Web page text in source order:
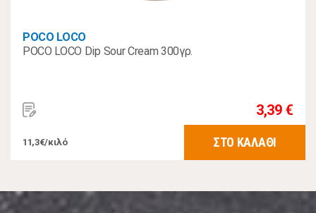
POCO LOCO
POCO LOCO Dip Sour Cream 300γρ.
3,39 €
11,3€/κιλό ΣΤΟ ΚΑΛΑΘΙ